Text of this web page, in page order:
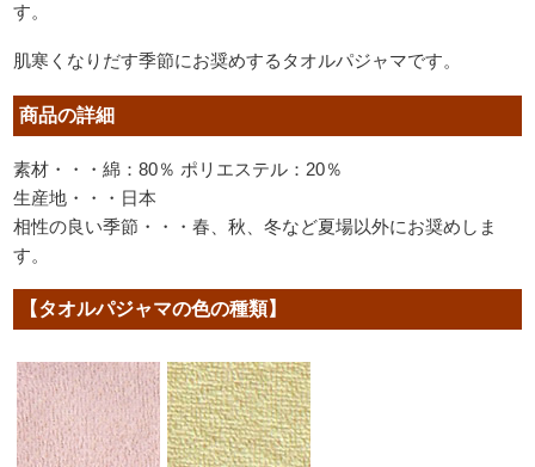
す。
肌寒くなりだす季節にお奨めするタオルパジャマです。
商品の詳細
素材・・・綿：80％ ポリエステル：20％
生産地・・・日本
相性の良い季節・・・春、秋、冬など夏場以外にお奨めしま
す。
【タオルパジャマの色の種類】